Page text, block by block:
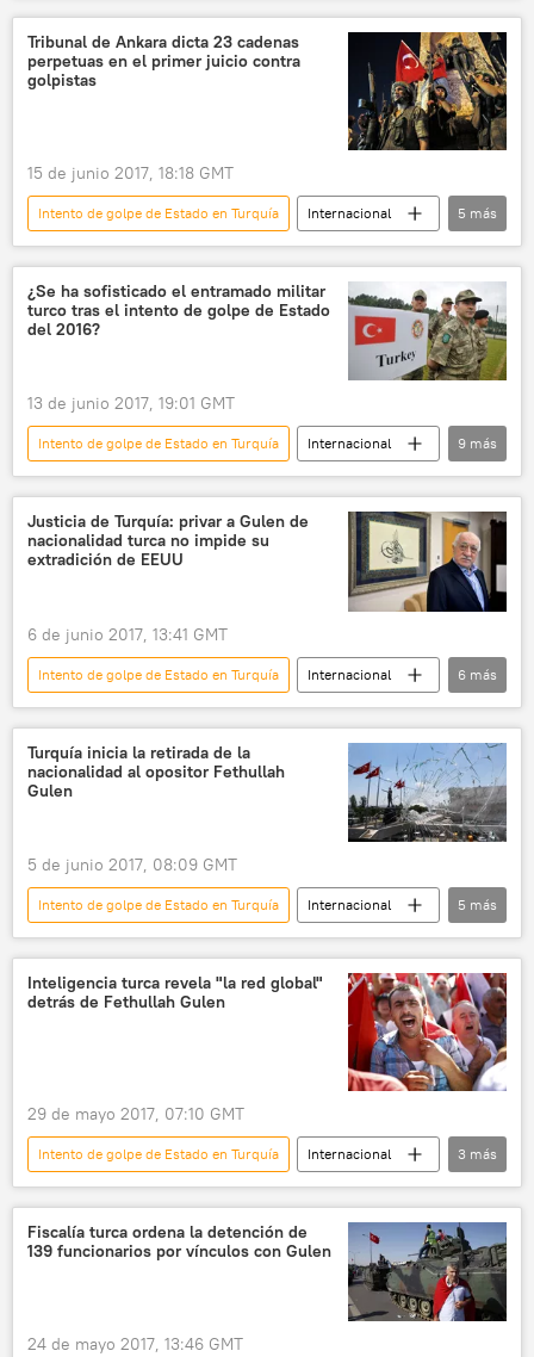
Alexis Tsipras
Binali Yildirim
noticias
Tribunal de Ankara dicta 23 cadenas
perpetuas en el primer juicio contra
golpistas
15 de junio 2017, 18:18 GMT
Intento de golpe de Estado en Turquía
Internacional
🌍 Oriente Medio
Turquía
cadena perpetua
condena noticias
5 más
¿Se ha sofisticado el entramado militar
turco tras el intento de golpe de Estado
del 2016?
13 de junio 2017, 19:01 GMT
Intento de golpe de Estado en Turquía
Internacional
política
🌍 Oriente Medio
Turquía
EEUU
Unión Europea (UE)
Siria
OTAN
🛡️ Fuerzas Armadas noticias
9 más
Justicia de Turquía: privar a Gulen de
nacionalidad turca no impide su
extradición de EEUU
6 de junio 2017, 13:41 GMT
Intento de golpe de Estado en Turquía
Internacional
🌍 Oriente Medio
Turquía
Fethulá Gulen
detención
nacionalidad
noticias
6 más
Turquía inicia la retirada de la
nacionalidad al opositor Fethullah
Gulen
5 de junio 2017, 08:09 GMT
Intento de golpe de Estado en Turquía
Internacional
política
🌍 Oriente Medio
Turquía
Fethulá Gulen
noticias
5 más
Inteligencia turca revela "la red global"
detrás de Fethullah Gulen
29 de mayo 2017, 07:10 GMT
Intento de golpe de Estado en Turquía
Internacional
política
🌍 Oriente Medio noticias
3 más
Fiscalía turca ordena la detención de
139 funcionarios por vínculos con Gulen
24 de mayo 2017, 13:46 GMT